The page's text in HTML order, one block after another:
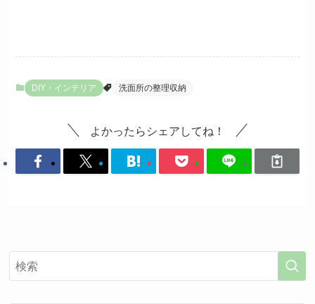
DIY・インテリア 洗面所の整理収納
よかったらシェアしてね！